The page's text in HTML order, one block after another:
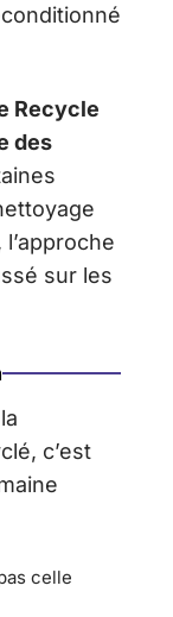
Recycle
des
sur les
c’est
celle